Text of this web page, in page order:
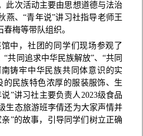
此次活动主要由思想道德与法治
燕、“青年说”讲习社指导老师王
梅等带队组织。
中，社团的同学们现场参观了
共同追求中华民族解放”、“共同
铸牢中华民族共同体意识的实
的民族特色浓厚的服装服饰、生
”讲习社主要负责人2023级食品
生态旅游班李倩还为大家声情并
”的故事，引导同学们树立正确